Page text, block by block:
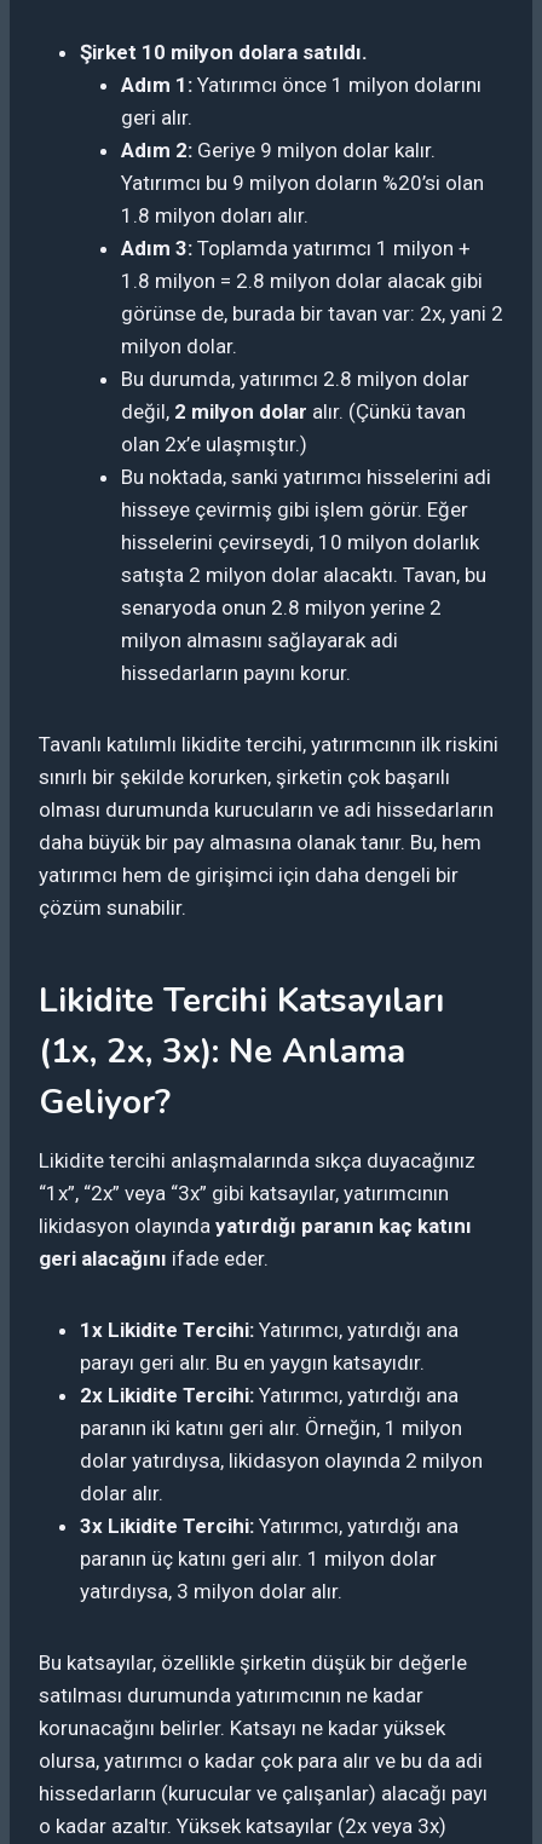
Şirket 10 milyon dolara satıldı.
Adım 1: Yatırımcı önce 1 milyon dolarını
geri alır.
Adım 2: Geriye 9 milyon dolar kalır.
Yatırımcı bu 9 milyon doların %20’si olan
1.8 milyon doları alır.
Adım 3: Toplamda yatırımcı 1 milyon +
1.8 milyon = 2.8 milyon dolar alacak gibi
görünse de, burada bir tavan var: 2x, yani 2
milyon dolar.
Bu durumda, yatırımcı 2.8 milyon dolar
değil, 2 milyon dolar alır. (Çünkü tavan
olan 2x’e ulaşmıştır.)
Bu noktada, sanki yatırımcı hisselerini adi
hisseye çevirmiş gibi işlem görür. Eğer
hisselerini çevirseydi, 10 milyon dolarlık
satışta 2 milyon dolar alacaktı. Tavan, bu
senaryoda onun 2.8 milyon yerine 2
milyon almasını sağlayarak adi
hissedarların payını korur.
Tavanlı katılımlı likidite tercihi, yatırımcının ilk riskini
sınırlı bir şekilde korurken, şirketin çok başarılı
olması durumunda kurucuların ve adi hissedarların
daha büyük bir pay almasına olanak tanır. Bu, hem
yatırımcı hem de girişimci için daha dengeli bir
çözüm sunabilir.
Likidite Tercihi Katsayıları
(1x, 2x, 3x): Ne Anlama
Geliyor?
Likidite tercihi anlaşmalarında sıkça duyacağınız
“1x”, “2x” veya “3x” gibi katsayılar, yatırımcının
likidasyon olayında yatırdığı paranın kaç katını
geri alacağını ifade eder.
1x Likidite Tercihi: Yatırımcı, yatırdığı ana
parayı geri alır. Bu en yaygın katsayıdır.
2x Likidite Tercihi: Yatırımcı, yatırdığı ana
paranın iki katını geri alır. Örneğin, 1 milyon
dolar yatırdıysa, likidasyon olayında 2 milyon
dolar alır.
3x Likidite Tercihi: Yatırımcı, yatırdığı ana
paranın üç katını geri alır. 1 milyon dolar
yatırdıysa, 3 milyon dolar alır.
Bu katsayılar, özellikle şirketin düşük bir değerle
satılması durumunda yatırımcının ne kadar
korunacağını belirler. Katsayı ne kadar yüksek
olursa, yatırımcı o kadar çok para alır ve bu da adi
hissedarların (kurucular ve çalışanlar) alacağı payı
o kadar azaltır. Yüksek katsayılar (2x veya 3x)